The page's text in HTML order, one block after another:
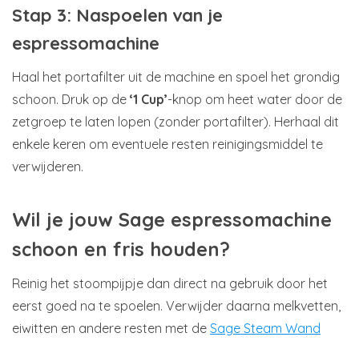
Stap 3: Naspoelen van je
espressomachine
Haal het portafilter uit de machine en spoel het grondig
schoon. Druk op de ‘1 Cup’-knop om heet water door de
zetgroep te laten lopen (zonder portafilter). Herhaal dit
enkele keren om eventuele resten reinigingsmiddel te
verwijderen.
Wil je jouw Sage espressomachine
schoon en fris houden?
Reinig het stoompijpje dan direct na gebruik door het
eerst goed na te spoelen. Verwijder daarna melkvetten,
eiwitten en andere resten met de Sage Steam Wand